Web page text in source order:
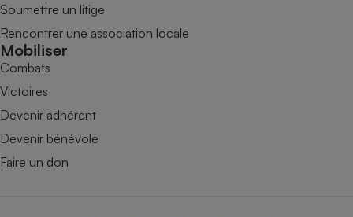
Soumettre un litige
Rencontrer une association locale
Mobiliser
Combats
Victoires
Devenir adhérent
Devenir bénévole
Faire un don